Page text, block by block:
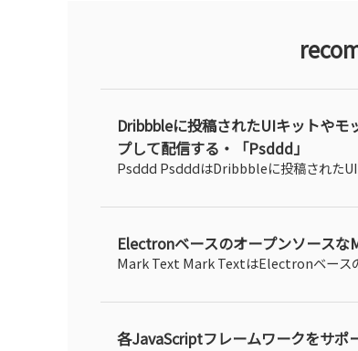
Dribbbleに投稿されたUIキットやモ
プして配信する・「Psddd」
Psddd PsdddはDribbbleに投稿されたUI
Electronベースのオープンソース
Mark Text Mark TextはElectronベース
各JavaScriptフレームワークをサポ